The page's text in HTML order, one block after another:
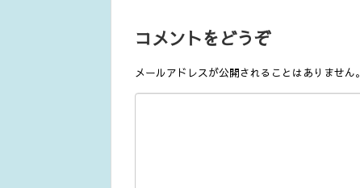
コメントをどうぞ
メールアドレスが公開されることはありません。